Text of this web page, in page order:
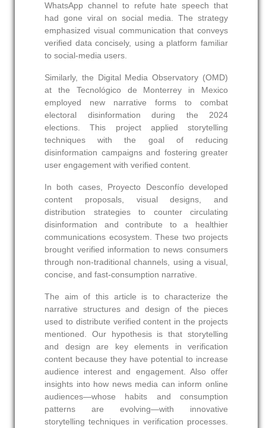
WhatsApp channel to refute hate speech that
had gone viral on social media. The strategy
emphasized visual communication that conveys
verified data concisely, using a platform familiar
to social‑media users.
Similarly, the Digital Media Observatory (OMD)
at the Tecnológico de Monterrey in Mexico
employed new narrative forms to combat
electoral disinformation during the 2024
elections. This project applied storytelling
techniques with the goal of reducing
disinformation campaigns and fostering greater
user engagement with verified content.
In both cases, Proyecto Desconfío developed
content proposals, visual designs, and
distribution strategies to counter circulating
disinformation and contribute to a healthier
communications ecosystem. These two projects
brought verified information to news consumers
through non‑traditional channels, using a visual,
concise, and fast‑consumption narrative.
The aim of this article is to characterize the
narrative structures and design of the pieces
used to distribute verified content in the projects
mentioned. Our hypothesis is that storytelling
and design are key elements in verification
content because they have potential to increase
audience interest and engagement. Also offer
insights into how news media can inform online
audiences—whose habits and consumption
patterns are evolving—with innovative
storytelling techniques in verification processes.